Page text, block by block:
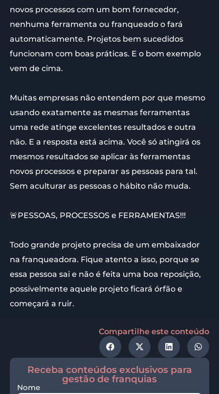
novos processos com um bom fornecedor,
nenhuma ferramenta ou franqueado o fará
automaticamente. Projetos bem sucedidos
funcionam com boas práticas. E o bom exemplo
vem de cima.
Muitas empresas não entendem por que mesmo
usando exatamente as mesmas ferramentas
uma rede atinge excelentes resultados e outra
não. E a resposta está acima. Você só atingirá os
mesmos resultados se aplicar às ferramentas
novos processos e preparar as pessoas para tal.
Sem aculturar as pessoas o hábito não muda.
🚨PESSOAS, PROCESSOS e FERRAMENTAS!!!
Todo grande projeto precisa de um embaixador
na franqueadora. Fique atento a isso, porque se
essa pessoa sai e não é feita uma boa reposição,
possivelmente aquele projeto ficará órfão e
começará a ruir.
Compartilhe este conteúdo
Receba conteúdos exclusivos para
gestão de franquias
Nome